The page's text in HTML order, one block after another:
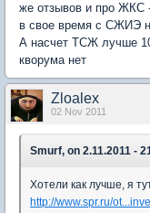
же отзывов и про ЖКС
в свое время с СЖИЭ
А насчет ТСЖ лучше
кворума нет
Zloalex
02 Nov 2011
Smurf, on 2.11.2011 -
Хотели как лучше, я
http://www.spr.ru/